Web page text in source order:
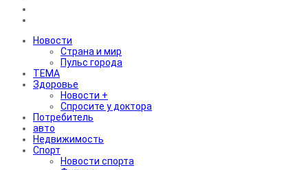
Новости
Страна и мир
Пульс города
ТЕМА
Здоровье
Новости +
Спросите у доктора
Потребитель
авто
Недвижимость
Спорт
Новости спорта